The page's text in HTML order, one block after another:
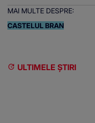
MAI MULTE DESPRE:
CASTELUL BRAN
ULTIMELE ȘTIRI